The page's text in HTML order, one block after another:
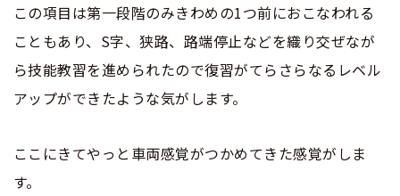
この項目は第一段階のみきわめの1つ前におこなわれる
こともあり、S字、狭路、路端停止などを織り交ぜなが
ら技能教習を進められたので復習がてらさらなるレベル
アップができたような気がします。
ここにきてやっと車両感覚がつかめてきた感覚がしま
す。